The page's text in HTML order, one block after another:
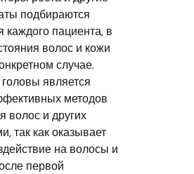
подбираются
каждого пациента, в
волос и кожи
случае.
является
методов
волос и других
так как оказывает
на волосы и
первой